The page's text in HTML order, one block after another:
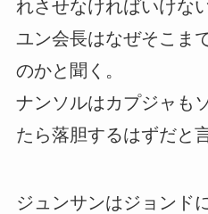
れさせなければいけな
ユン会長はなぜそこま
のかと聞く。
ナンソルはカプジャも
たら落胆するはずだと
ジュンサンはジョンド